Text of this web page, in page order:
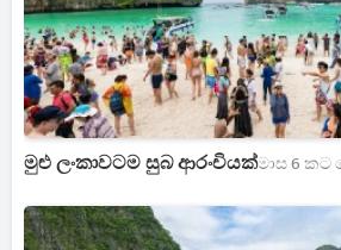
මුළු ලංකාවටම සුබ ආරංචියක්මාස 6 කට